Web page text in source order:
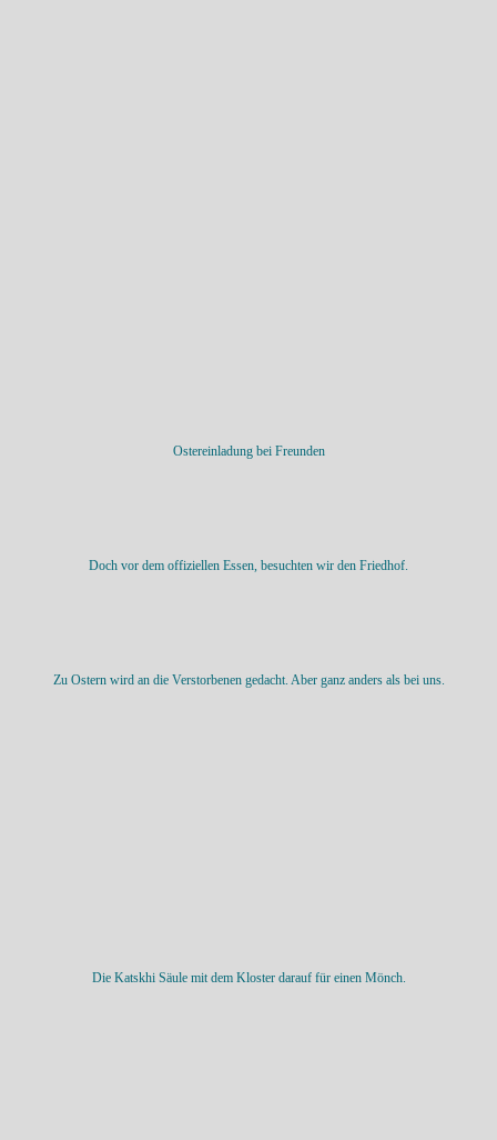
Ostereinladung bei Freunden
Doch vor dem offiziellen Essen, besuchten wir den Friedhof.
Zu Ostern wird an die Verstorbenen gedacht. Aber ganz anders als bei uns.
Die Katskhi Säule mit dem Kloster darauf für einen Mönch.